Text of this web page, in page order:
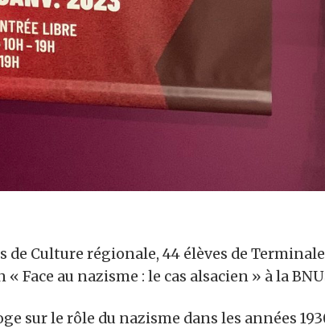
de Culture régionale, 44 élèves de
Face au nazisme : le cas alsacien » à la
sur le rôle du nazisme dans les années